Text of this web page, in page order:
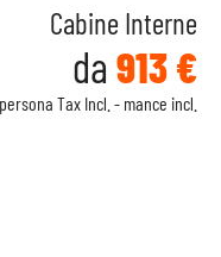
Cabine Interne
da 913 €
Tax Incl. - mance incl.